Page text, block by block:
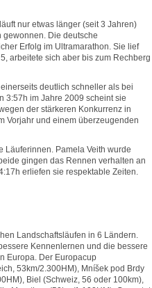
nur etwas länger (seit 3 Jahren)
gewonnen. Die deutsche
Erfolg im Ultramarathon. Sie lief
arbeitete sich aber bis zum Rechberg
deutlich schneller als bei
3:57h im Jahre 2009 scheint sie
der stärkeren Konkurrenz in
Vorjahr und einem überzeugenden
Läuferinnen. Pamela Veith wurde
gingen das Rennen verhalten an
erliefen sie respektable Zeiten.
Landschaftsläufen in 6 Ländern.
Kennenlernen und die bessere
Europa. Der Europacup
53km/2.300HM), Mníšek pod Brdy
Biel (Schweiz, 56 oder 100km),